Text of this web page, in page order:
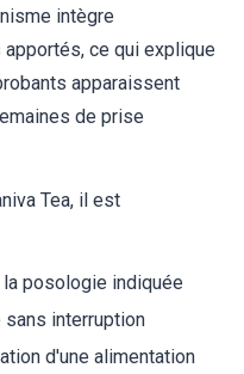
intègre
ce qui explique
apparaissent
de prise
Tea, il est
posologie indiquée
sans interruption
d'une alimentation